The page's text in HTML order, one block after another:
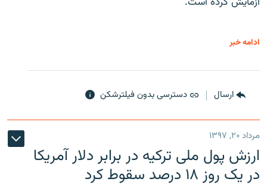
ادامه خبر
ارسال دسترسی بدون فیلترشکن
مرداد ۲۰, ۱۳۹۷
ارزش پول ملی ترکیه در برابر دلار آمریکا
در یک روز ۱۸ درصد سقوط کرد